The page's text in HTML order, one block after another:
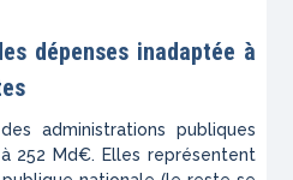
dépenses inadaptée à
administrations publiques
252 Md€. Elles représentent